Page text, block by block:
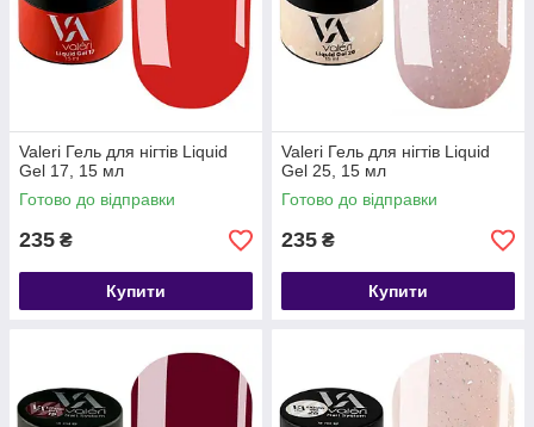
Valeri Гель для нігтів Liquid
Gel 17, 15 мл
Готово до відправки
235 ₴
Купити
Valeri Гель для нігтів Liquid
Gel 25, 15 мл
Готово до відправки
235 ₴
Купити